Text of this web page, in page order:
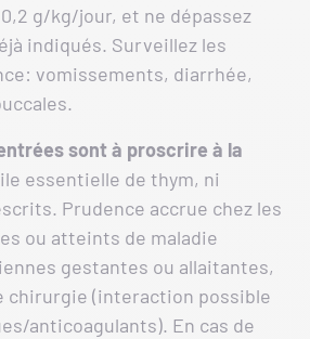
0,2 g/kg/jour, et ne dépassez
indiqués. Surveillez les
vomissements, diarrhée,
sont à proscrire à la
essentielle de thym, ni
Prudence accrue chez les
ou atteints de maladie
gestantes ou allaitantes,
chirurgie (interaction possible
anticoagulants). En cas de